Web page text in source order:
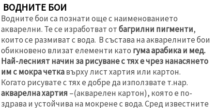
ВОДНИТЕ БОИ
Водните бои са познати още с наименованието
акварелни. Те се изработват отбагрилни пигменти,
които се размиват с вода. В състава на акварелните бои
обикновено влизат елементи като гума арабика и мед.
Най-лесният начин за рисуване с тях е чрез нанасянето
им с мокра четкавърху лист хартия или картон.
Когато рисувате с тях е добре да използвате т.нар.
акварелна хартия –(акварелен картон), която е по-
здрава и устойчива на мокрене с вода. Сред известните